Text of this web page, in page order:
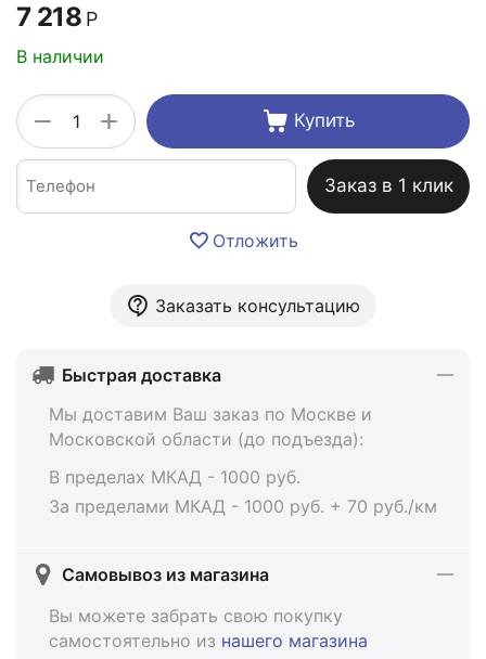
7 218 Р
В наличии
+
− Купить
Заказ в 1 клик
Отложить
Заказать консультацию
Быстрая доставка
Мы доставим Ваш заказ по Москве и
Московской области (до подъезда):
В пределах МКАД - 1000 руб.
За пределами МКАД - 1000 руб. + 70 руб./км
Самовывоз из магазина
Вы можете забрать свою покупку
самостоятельно из нашего магазина